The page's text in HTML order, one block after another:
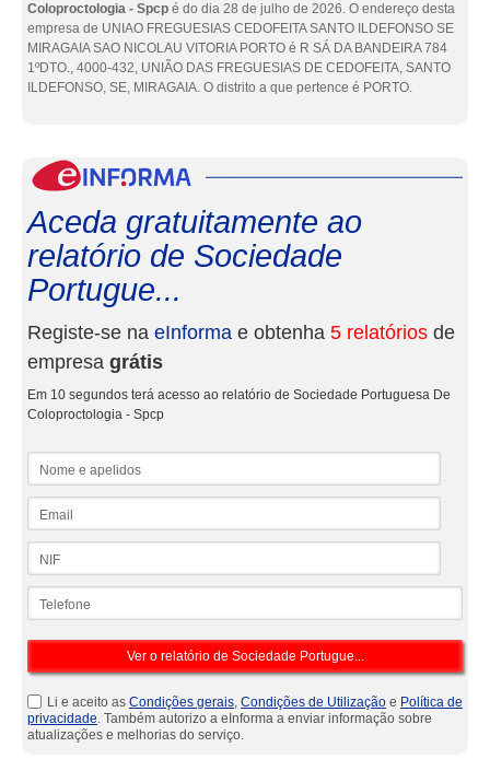
Coloproctologia - Spcp é do dia 28 de julho de 2026. O endereço desta
empresa de UNIAO FREGUESIAS CEDOFEITA SANTO ILDEFONSO SE
MIRAGAIA SAO NICOLAU VITORIA PORTO é R SÁ DA BANDEIRA 784
1ºDTO., 4000-432, UNIÃO DAS FREGUESIAS DE CEDOFEITA, SANTO
ILDEFONSO, SE, MIRAGAIA. O distrito a que pertence é PORTO.
Aceda gratuitamente ao
relatório de Sociedade
Portugue...
Registe-se na eInforma e obtenha 5 relatórios de
empresa grátis
Em 10 segundos terá acesso ao relatório de Sociedade Portuguesa De
Coloproctologia - Spcp
Li e aceito as Condições gerais, Condições de Utilização e Política de
privacidade. Também autorizo a eInforma a enviar informação sobre
atualizações e melhorias do serviço.